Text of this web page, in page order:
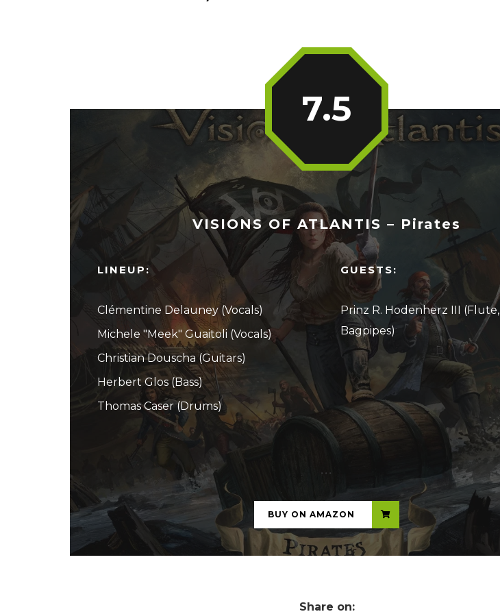
VISIONS OF ATLANTIS – Pirates
LINEUP:
Clémentine Delauney (Vocals)
Michele "Meek" Guaitoli (Vocals)
Christian Douscha (Guitars)
Herbert Glos (Bass)
Thomas Caser (Drums)
GUESTS:
Prinz R. Hodenherz III (Flute,
Bagpipes)
7.5
...
BUY ON AMAZON
Share on: